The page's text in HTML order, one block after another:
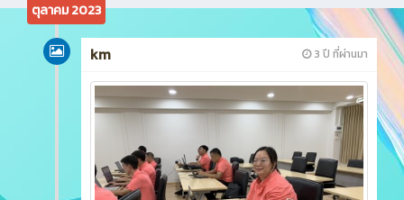
ตุลาคม 2023
3 ปี ที่ผ่านมา
km